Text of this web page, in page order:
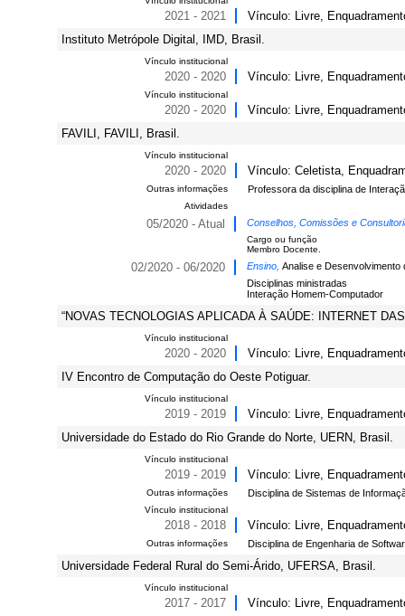
2021 - 2021
Vínculo: Livre,
Instituto Metrópole Digital, IMD, Brasil.
Vínculo institucional
2020 - 2020 Vínculo: Livre,
Vínculo institucional
2020 - 2020
Vínculo: Livre,
FAVILI, FAVILI, Brasil.
Vínculo institucional
2020 - 2020 Vínculo: Celetista,
Outras informações Professora da disciplina de
Atividades
05/2020 - Atual Conselhos, Comissões e
Cargo ou função
Membro Docente.
02/2020 - 06/2020 Ensino, Analise e
Disciplinas ministradas
Interação Homem-Computador
“NOVAS TECNOLOGIAS APLICADA À SAÚDE: INTERNET
Vínculo institucional
2020 - 2020
Vínculo: Livre,
IV Encontro de Computação do Oeste Potiguar.
Vínculo institucional
2019 - 2019
Vínculo: Livre,
Universidade do Estado do Rio Grande do Norte, UERN, Brasil.
Vínculo institucional
2019 - 2019 Vínculo: Livre,
Outras informações Disciplina de Sistemas de
Vínculo institucional
2018 - 2018 Vínculo: Livre,
Outras informações Disciplina de Engenharia de
Universidade Federal Rural do Semi-Árido, UFERSA, Brasil.
Vínculo institucional
2017 - 2017 Vínculo: Livre,